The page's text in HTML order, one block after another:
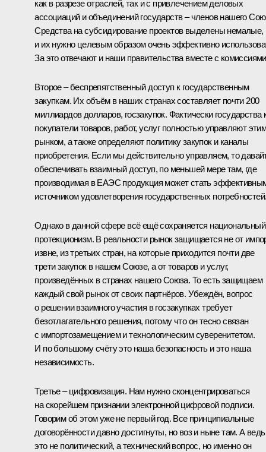
как в разрезе отраслей, так и с привлечением деловых
ассоциаций и объединений государств – членов нашего
Средства на субсидирование проектов выделены немалые,
и их нужно целевым образом очень эффективно
За это отвечают и наши правительства вместе с
Второе – беспрепятственный доступ к государственным
закупкам. Их объём в наших странах составляет почти 200
миллиардов долларов, госзакупок. Фактически государства
покупатели товаров, работ, услуг полностью управляют
рынком, а также определяют политику закупок и каналы
приобретения. Если мы действительно управляем, то
обеспечивать взаимный доступ, по меньшей мере там, где
производимая в ЕАЭС продукция может стать
источником удовлетворения государственных
Однако в данной сфере всё ещё сохраняется национальный
протекционизм. В реальности рынок защищается не от
извне, из третьих стран, на которые приходится почти две
трети закупок в нашем Союзе, а от товаров и услуг,
произведённых в странах нашего Союза. То есть защищаем
каждый свой рынок от своих партнёров. Убеждён, вопрос
о решении взаимного участия в госзакупках требует
безотлагательного решения, потому что он тесно связан
с импортозамещением и технологическим суверенитетом.
И по большому счёту это наша безопасность и это наша
независимость.
Третье – цифровизация. Нам нужно сконцентрироваться
на скорейшем признании электронной цифровой подписи.
Говорим об этом уже не первый год. Все принципиальные
договорённости давно достигнуты, но воз и ныне там. А ведь
это не политический, а технический вопрос, но именно он